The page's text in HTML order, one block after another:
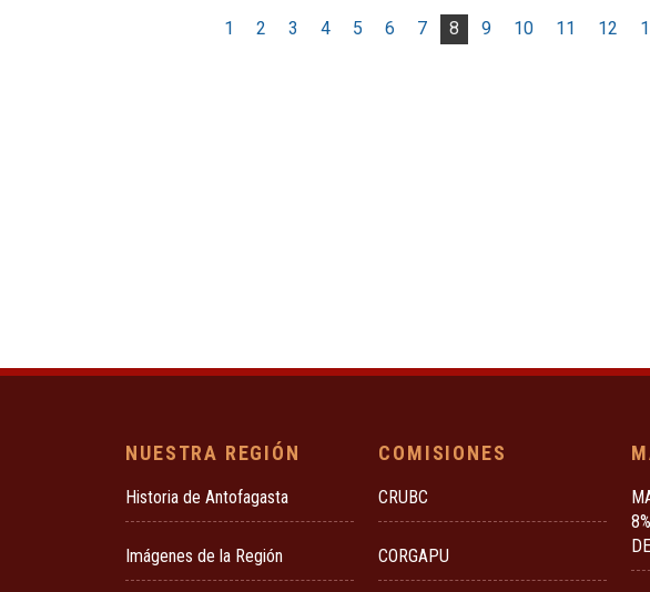
1 2 3 4 5 6 7 8 9 10 11 12
NUESTRA REGIÓN
Historia de Antofagasta
Imágenes de la Región
COMISIONES
CRUBC
CORGAPU